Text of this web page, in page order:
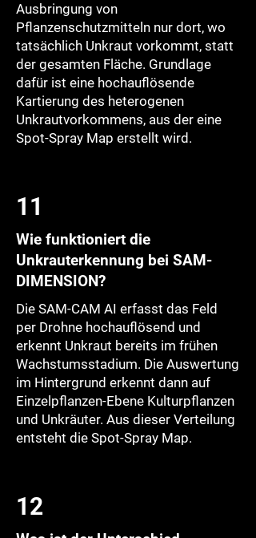
Ausbringung von
Pflanzenschutzmitteln nur dort, wo
tatsächlich Unkraut vorkommt, statt
der gesamten Fläche. Grundlage
dafür ist eine hochauflösende
Kartierung des heterogenen
Unkrautvorkommens, aus der eine
Spot-Spray Map erstellt wird.
11
Wie funktioniert die
Unkrauterkennung bei SAM-
DIMENSION?
Die SAM-CAM AI erfasst das Feld
per Drohne hochauflösend und
erkennt Unkraut bereits im frühen
Wachstumsstadium. Die Auswertung
im Hintergrund erkennt dann auf
Einzelpflanzen-Ebene Kulturpflanzen
und Unkräuter. Aus dieser Verteilung
entsteht die Spot-Spray Map.
12